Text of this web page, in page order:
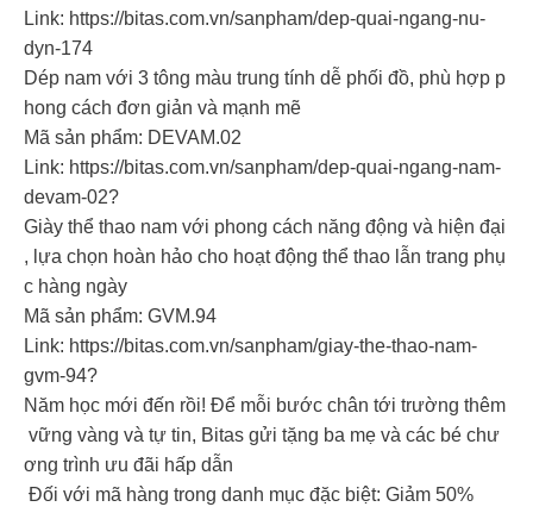
Link: https://bitas.com.vn/sanpham/dep-quai-ngang-nu-
dyn-174
Dép nam với 3 tông màu trung tính dễ phối đồ, phù hợp p
hong cách đơn giản và mạnh mẽ
Mã sản phẩm: DEVAM.02
Link: https://bitas.com.vn/sanpham/dep-quai-ngang-nam-
devam-02?
Giày thể thao nam với phong cách năng động và hiện đại
, lựa chọn hoàn hảo cho hoạt động thể thao lẫn trang phụ
c hàng ngày
Mã sản phẩm: GVM.94
Link: https://bitas.com.vn/sanpham/giay-the-thao-nam-
gvm-94?
Năm học mới đến rồi! Để mỗi bước chân tới trường thêm
vững vàng và tự tin, Bitas gửi tặng ba mẹ và các bé chư
ơng trình ưu đãi hấp dẫn
Đối với mã hàng trong danh mục đặc biệt: Giảm 50%